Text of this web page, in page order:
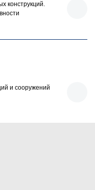
конструкций.
и сооружений